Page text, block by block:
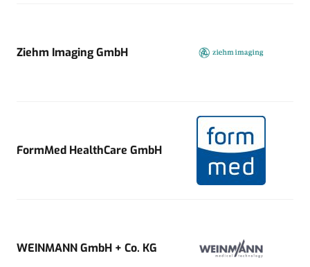
Ziehm Imaging GmbH
FormMed HealthCare GmbH
WEINMANN GmbH + Co. KG